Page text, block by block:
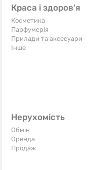
Краса і здоров'я
Косметика
Парфумерія
Прилади та аксесуари
Iнше
Нерухомість
Обмін
Оренда
Продаж